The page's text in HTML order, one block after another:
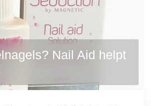
Nail Aid helpt